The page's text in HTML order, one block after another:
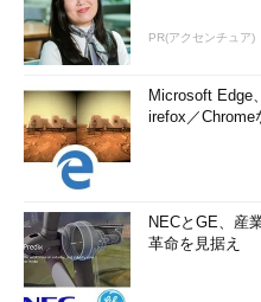
PR(アクセンチュア)
Microsoft Edge
irefox／Chrome
NECとGE、産
革命を見据え